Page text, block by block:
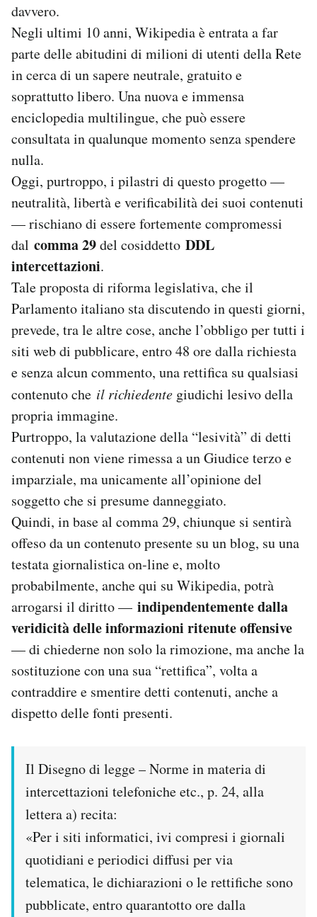
davvero.
Negli ultimi 10 anni, Wikipedia è entrata a far
parte delle abitudini di milioni di utenti della Rete
in cerca di un sapere neutrale, gratuito e
soprattutto libero. Una nuova e immensa
enciclopedia multilingue, che può essere
consultata in qualunque momento senza spendere
nulla.
Oggi, purtroppo, i pilastri di questo progetto —
neutralità, libertà e verificabilità dei suoi contenuti
— rischiano di essere fortemente compromessi
dal comma 29del cosiddetto DDL
intercettazioni.
Tale proposta di riforma legislativa, che il
Parlamento italiano sta discutendo in questi giorni,
prevede, tra le altre cose, anche l’obbligo per tutti i
siti web di pubblicare, entro 48 ore dalla richiesta
e senza alcun commento, una rettifica su qualsiasi
contenuto che il richiedente giudichi lesivo della
propria immagine.
Purtroppo, la valutazione della “lesività” di detti
contenuti non viene rimessa a un Giudice terzo e
imparziale, ma unicamente all’opinione del
soggetto che si presume danneggiato.
Quindi, in base al comma 29, chiunque si sentirà
offeso da un contenuto presente su un blog, su una
testata giornalistica on-line e, molto
probabilmente, anche qui su Wikipedia, potrà
arrogarsi il diritto — indipendentemente dalla
veridicità delle informazioni ritenute offensive
— di chiederne non solo la rimozione, ma anche la
sostituzione con una sua “rettifica”, volta a
contraddire e smentire detti contenuti, anche a
dispetto delle fonti presenti.
Il Disegno di legge – Norme in materia di
intercettazioni telefoniche etc., p. 24, alla
lettera a) recita:
«Per i siti informatici, ivi compresi i giornali
quotidiani e periodici diffusi per via
telematica, le dichiarazioni o le rettifiche sono
pubblicate, entro quarantotto ore dalla